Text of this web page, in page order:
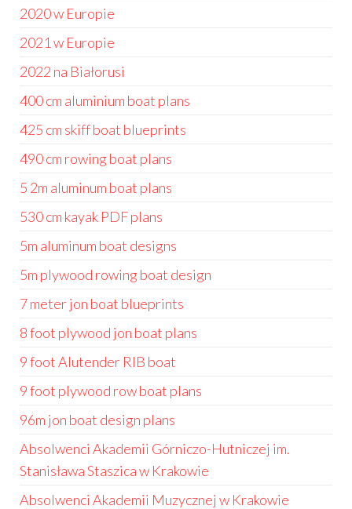
2020 w Europie
2021 w Europie
2022 na Białorusi
400 cm aluminium boat plans
425 cm skiff boat blueprints
490 cm rowing boat plans
5 2m aluminum boat plans
530 cm kayak PDF plans
5m aluminum boat designs
5m plywood rowing boat design
7 meter jon boat blueprints
8 foot plywood jon boat plans
9 foot Alutender RIB boat
9 foot plywood row boat plans
96m jon boat design plans
Absolwenci Akademii Górniczo-Hutniczej im.
Stanisława Staszica w Krakowie
Absolwenci Akademii Muzycznej w Krakowie